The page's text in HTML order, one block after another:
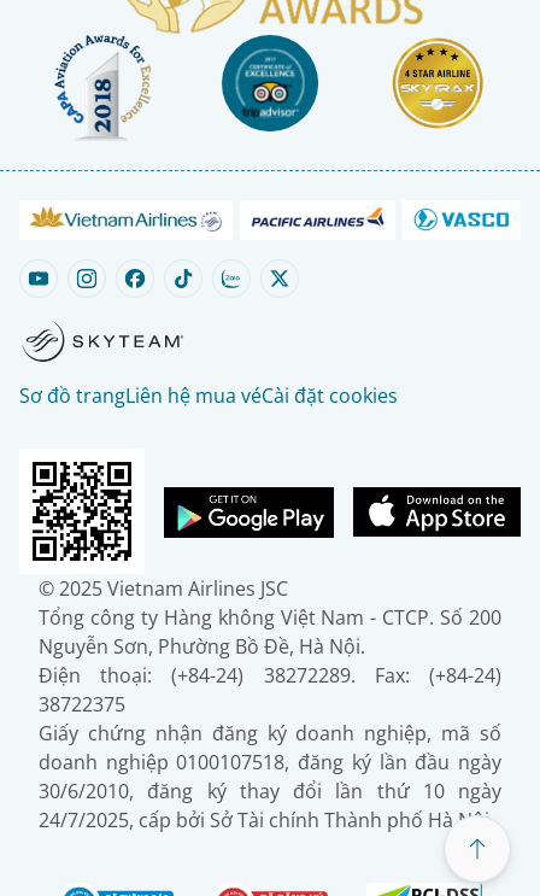
Sơ đồ trangLiên hệ mua véCài đặt cookies
© 2025 Vietnam Airlines JSC
Tổng công ty Hàng không Việt Nam - CTCP. Số 200
Nguyễn Sơn, Phường Bồ Đề, Hà Nội.
Điện thoại: (+84-24) 38272289. Fax: (+84-24)
38722375
Giấy chứng nhận đăng ký doanh nghiệp, mã số
doanh nghiệp 0100107518, đăng ký lần đầu ngày
30/6/2010, đăng ký thay đổi lần thứ 10 ngày
24/7/2025, cấp bởi Sở Tài chính Thành phố Hà Nội.